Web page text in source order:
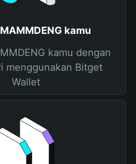
kamu
kamu dengan
menggunakan Bitget
Wallet